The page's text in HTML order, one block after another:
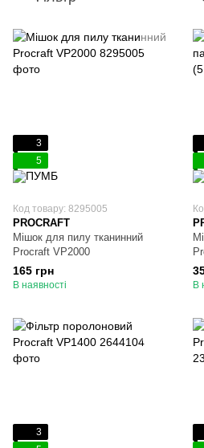
3
5
Код товару: 8295005
PROCRAFT
Мішок для пилу тканинний
Procraft VP2000
165 грн
В наявності В
3